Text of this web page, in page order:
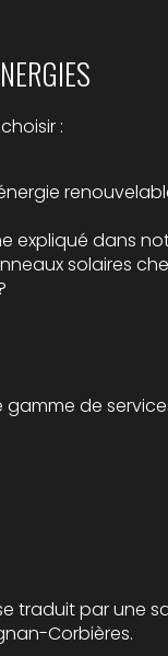
:
expliqué dans
solaires
gamme de
traduit par une
Corbières.